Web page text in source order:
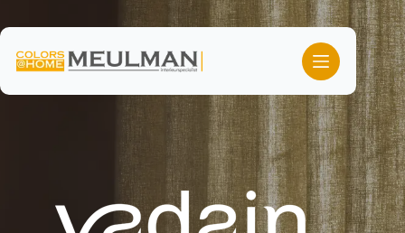
de
inhoud